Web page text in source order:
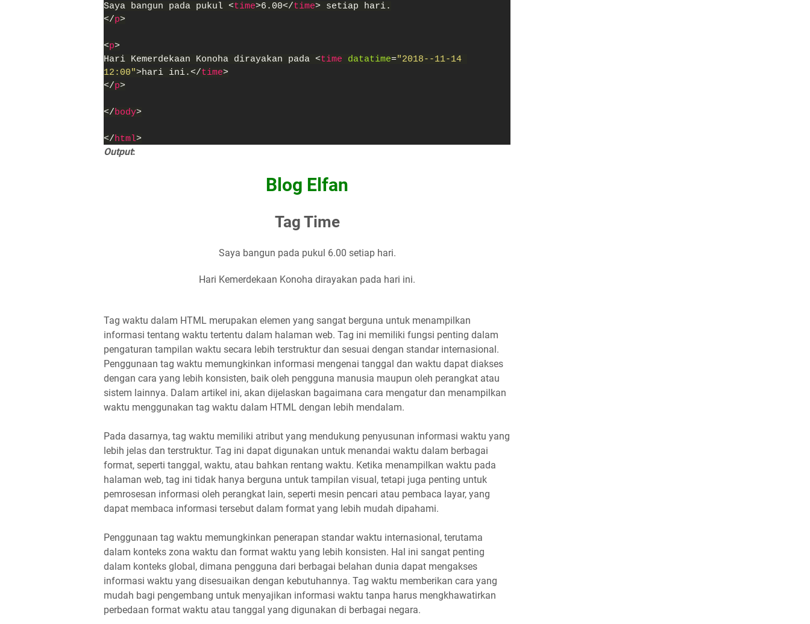
Saya bangun pada pukul <time>6.00</time> setiap hari.
</p>
<p>
Hari Kemerdekaan Konoha dirayakan pada <time datatime="2018--11-14
12:00">hari ini.</time>
</p>
</body>
</html>
Output:
Blog Elfan
Tag Time
Saya bangun pada pukul 6.00 setiap hari.
Hari Kemerdekaan Konoha dirayakan pada hari ini.
Tag waktu dalam HTML merupakan elemen yang sangat berguna untuk menampilkan
informasi tentang waktu tertentu dalam halaman web. Tag ini memiliki fungsi penting dalam
pengaturan tampilan waktu secara lebih terstruktur dan sesuai dengan standar internasional.
Penggunaan tag waktu memungkinkan informasi mengenai tanggal dan waktu dapat diakses
dengan cara yang lebih konsisten, baik oleh pengguna manusia maupun oleh perangkat atau
sistem lainnya. Dalam artikel ini, akan dijelaskan bagaimana cara mengatur dan menampilkan
waktu menggunakan tag waktu dalam HTML dengan lebih mendalam.
Pada dasarnya, tag waktu memiliki atribut yang mendukung penyusunan informasi waktu yang
lebih jelas dan terstruktur. Tag ini dapat digunakan untuk menandai waktu dalam berbagai
format, seperti tanggal, waktu, atau bahkan rentang waktu. Ketika menampilkan waktu pada
halaman web, tag ini tidak hanya berguna untuk tampilan visual, tetapi juga penting untuk
pemrosesan informasi oleh perangkat lain, seperti mesin pencari atau pembaca layar, yang
dapat membaca informasi tersebut dalam format yang lebih mudah dipahami.
Penggunaan tag waktu memungkinkan penerapan standar waktu internasional, terutama
dalam konteks zona waktu dan format waktu yang lebih konsisten. Hal ini sangat penting
dalam konteks global, dimana pengguna dari berbagai belahan dunia dapat mengakses
informasi waktu yang disesuaikan dengan kebutuhannya. Tag waktu memberikan cara yang
mudah bagi pengembang untuk menyajikan informasi waktu tanpa harus mengkhawatirkan
perbedaan format waktu atau tanggal yang digunakan di berbagai negara.